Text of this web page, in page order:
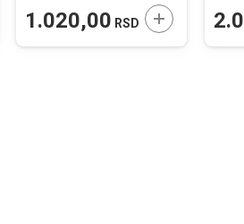
U KORPU
1.020,00 RSD DODAJTE U